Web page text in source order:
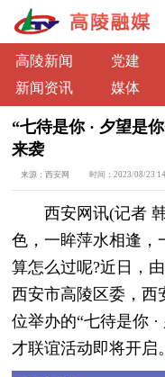
高陵新闻 党建
新闻资讯
媒体
“七待是你 · 夕望是
来袭
来源：西安网 时间：2023/08/23
西安网讯(记者 韩
色，一眸萍水相逢，
算怎么过呢?近日，
西安市高陵区委，西
位举办的“七待是你
才联谊活动即将开启。